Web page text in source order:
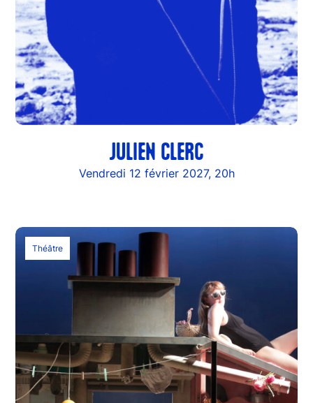
JULIEN CLERC
Vendredi 12 février 2027, 20h
Théâtre